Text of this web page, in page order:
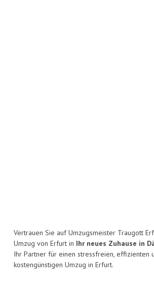
Vertrauen Sie auf Umzugsmeister Traugott
Umzug von Erfurt in Ihr neues Zuhause in
Ihr Partner für einen stressfreien, effizienten
kostengünstigen Umzug in Erfurt.